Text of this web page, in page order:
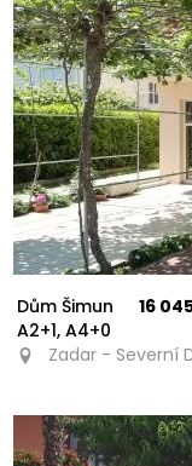
Dům Šimun
A2+1, A4+0
16
Zadar - Severní